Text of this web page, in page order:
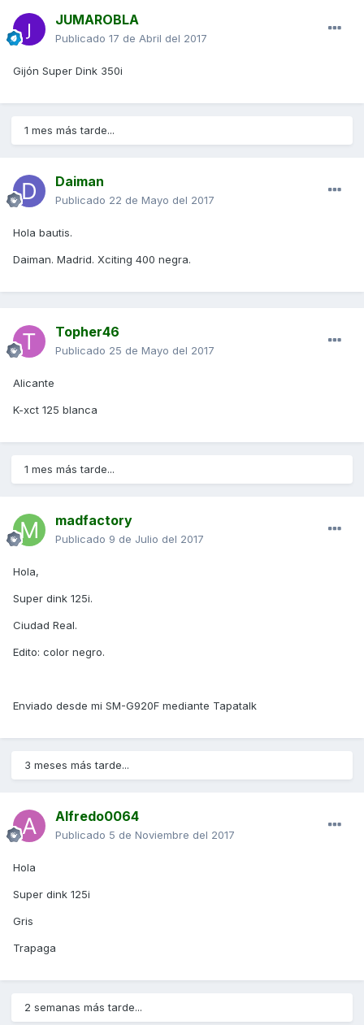
JUMAROBLA
Publicado 17 de Abril del 2017
Gijón Super Dink 350i
1 mes más tarde...
Daiman
Publicado 22 de Mayo del 2017
Hola bautis.
Daiman. Madrid. Xciting 400 negra.
Topher46
Publicado 25 de Mayo del 2017
Alicante
K-xct 125 blanca
1 mes más tarde...
madfactory
Publicado 9 de Julio del 2017
Hola,
Super dink 125i.
Ciudad Real.
Edito: color negro.
Enviado desde mi SM-G920F mediante Tapatalk
3 meses más tarde...
Alfredo0064
Publicado 5 de Noviembre del 2017
Hola
Super dink 125i
Gris
Trapaga
2 semanas más tarde...